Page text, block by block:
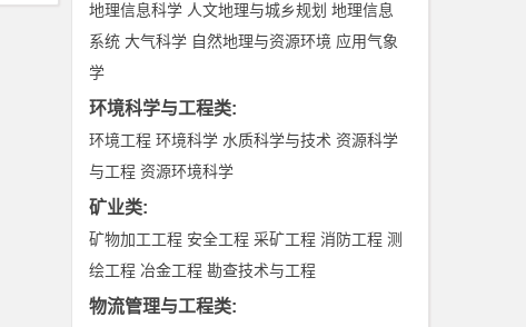
地理信息科学 人文地理与城乡规划 地理信息
系统 大气科学 自然地理与资源环境 应用气象
学
环境科学与工程类:
环境工程 环境科学 水质科学与技术 资源科学
与工程 资源环境科学
矿业类:
矿物加工工程 安全工程 采矿工程 消防工程 测
绘工程 冶金工程 勘查技术与工程
物流管理与工程类: